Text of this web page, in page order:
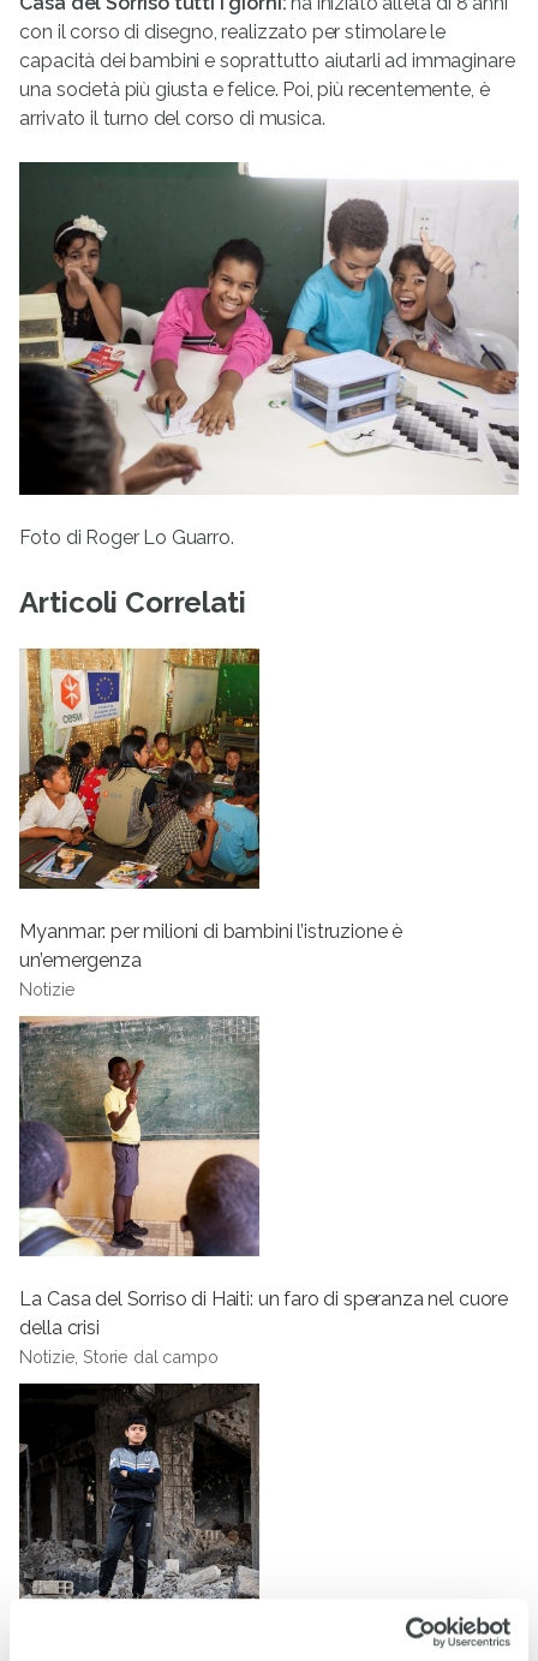
con il corso di disegno, realizzato per stimolare le
capacità dei bambini e soprattutto aiutarli ad immaginare
una società più giusta e felice. Poi, più recentemente, è
arrivato il turno del corso di musica.
Foto di Roger Lo Guarro.
Articoli Correlati
Myanmar: per milioni di bambini l’istruzione è
un’emergenza
Notizie
La Casa del Sorriso di Haiti: un faro di speranza nel cuore
della crisi
Notizie, Storie dal campo